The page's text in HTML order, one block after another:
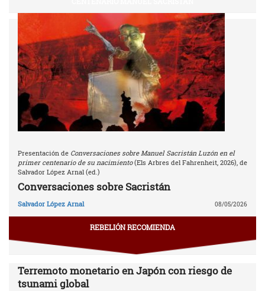
Presentación de Conversaciones sobre Manuel Sacristán Luzón en el
primer centenario de su nacimiento(Els Arbres del Fahrenheit, 2026), de
Salvador López Arnal (ed.)
Conversaciones sobre Sacristán
Salvador López Arnal 08/05/2026
REBELIÓN RECOMIENDA
Terremoto monetario en Japón con riesgo de
tsunami global